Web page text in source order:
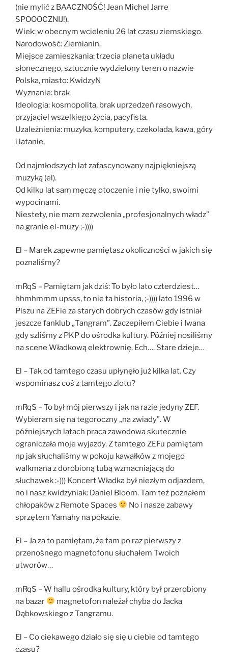
(nie mylić z BAACZNOŚĆ! Jean Michel Jarre
SPOOOCZNIJ!).
Wiek: w obecnym wcieleniu 26 lat czasu ziemskiego.
Narodowość: Ziemianin.
Miejsce zamieszkania: trzecia planeta układu
słonecznego, sztucznie wydzielony teren o nazwie
Polska, miasto: KwidzyN
Wyznanie: brak
Ideologia: kosmopolita, brak uprzedzeń rasowych,
przyjaciel wszelkiego życia, pacyfista.
Uzależnienia: muzyka, komputery, czekolada, kawa, góry
i latanie.
Od najmłodszych lat zafascynowany najpiękniejszą
muzyką (el).
Od kilku lat sam męczę otoczenie i nie tylko, swoimi
wypocinami.
Niestety, nie mam zezwolenia „profesjonalnych władz”
na granie el-muzy ;-))))
El – Marek zapewne pamiętasz okoliczności w jakich się
poznaliśmy?
mRqS – Pamiętam jak dziś: To było lato czterdziest…
hhmhmmm upsss, to nie ta historia, ;-)))) lato 1996 w
Piszu na ZEFie za starych dobrych czasów gdy istniał
jeszcze fanklub „Tangram”. Zaczepiłem Ciebie i Iwana
gdy szliśmy z PKP do ośrodka kultury. Później nosiliśmy
na scene Władkową elektrownię. Ech…. Stare dzieje…
El – Tak od tamtego czasu upłynęło już kilka lat. Czy
wspominasz coś z tamtego zlotu?
mRqS – To był mój pierwszy i jak na razie jedyny ZEF.
Wybieram się na tegoroczny „na zwiady”. W
późniejszych latach praca zawodowa skutecznie
ograniczała moje wyjazdy. Z tamtego ZEFu pamiętam
np jak słuchaliśmy w pokoju kawałków z mojego
walkmana z dorobioną tubą wzmacniającą do
słuchawek :-))) Koncert Władka był niezłym odjazdem,
no i nasz kwidzyniak: Daniel Bloom. Tam też poznałem
chłopaków z Remote Spaces
No i nasze zabawy
sprzętem Yamahy na pokazie.
El – Ja za to pamiętam, że tam po raz pierwszy z
przenośnego magnetofonu słuchałem Twoich
utworów…
mRqS – W hallu ośrodka kultury, który był przerobiony
na bazar
magnetofon należał chyba do Jacka
Dąbkowskiego z Tangramu.
El – Co ciekawego działo się się u ciebie od tamtego
czasu?